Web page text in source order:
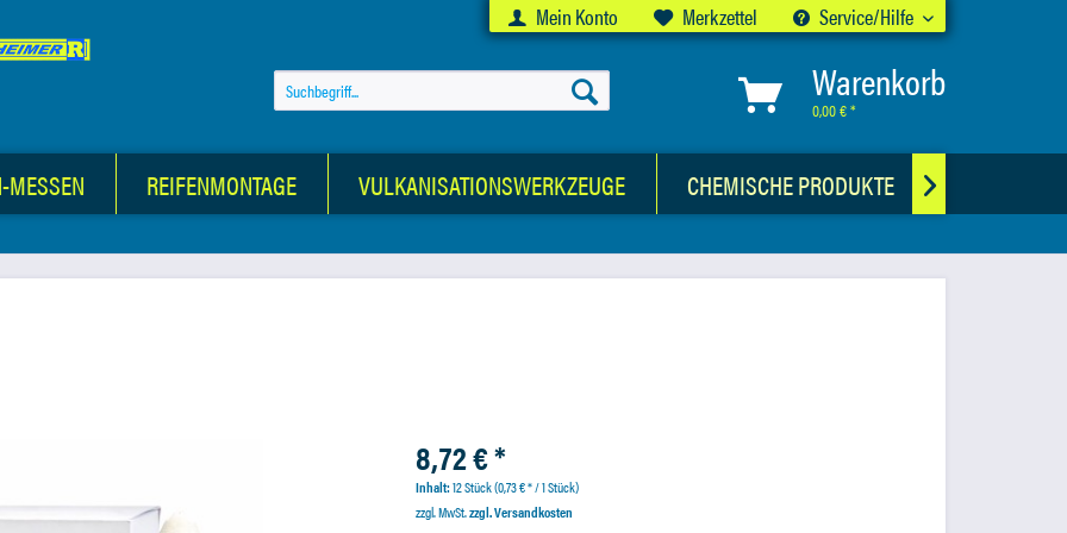
Mein Konto Merkzettel Service/Hilfe
Warenkorb
0,00 € *
MESSEN REIFENMONTAGE VULKANISATIONSWERKZEUGE CHEMISCHE PRODUKTE 
8,72 € *
Inhalt:12 Stück (0,73 € * / 1 Stück)
zzgl. MwSt.zzgl. Versandkosten